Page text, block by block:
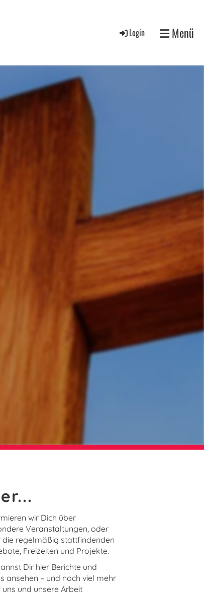
Login Menü
wir Dich über
Veranstaltungen, oder
die regelmäßig stattfindenden
Freizeiten und Projekte.
Dir hier Berichte und
ansehen – und noch viel mehr
uns und unsere Arbeit